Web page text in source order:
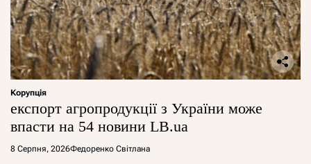
Корупція
експорт агропродукції з України може
впасти на 54 новини LB.ua
8 Серпня, 2026Федоренко Світлана